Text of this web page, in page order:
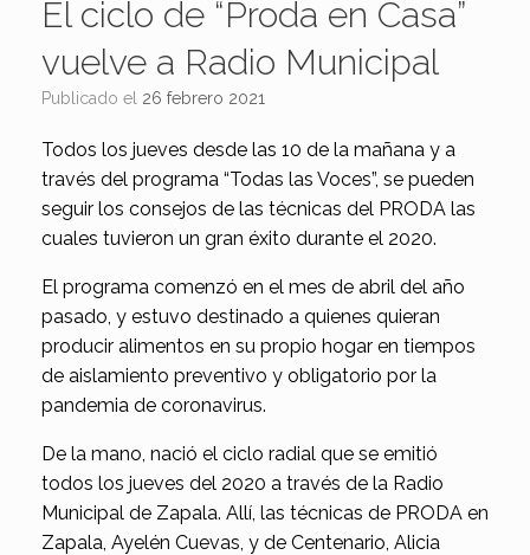
El ciclo de “Proda en Casa”
vuelve a Radio Municipal
Publicado el 26 febrero 2021
Todos los jueves desde las 10 de la mañana y a
través del programa “Todas las Voces”, se pueden
seguir los consejos de las técnicas del PRODA las
cuales tuvieron un gran éxito durante el 2020.
El programa comenzó en el mes de abril del año
pasado, y estuvo destinado a quienes quieran
producir alimentos en su propio hogar en tiempos
de aislamiento preventivo y obligatorio por la
pandemia de coronavirus.
De la mano, nació el ciclo radial que se emitió
todos los jueves del 2020 a través de la Radio
Municipal de Zapala. Allí, las técnicas de PRODA en
Zapala, Ayelén Cuevas, y de Centenario, Alicia